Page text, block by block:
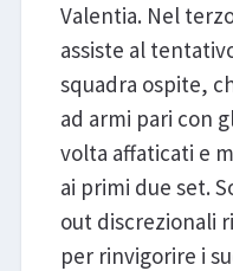
Valentia. Nel
assiste al
squadra ospite,
ad armi pari con
volta affaticati e
ai primi due set.
out discrezionali
per rinvigorire i